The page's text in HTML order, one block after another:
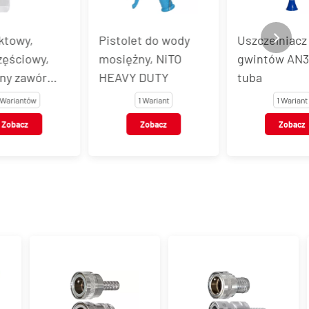
Pistolet do wody
mosiężny, NiTO
HEAVY DUTY
Uszczelniacz do
gwintów AN30-577,